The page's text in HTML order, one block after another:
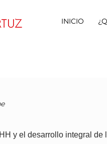
INICIO
y el desarrollo integral